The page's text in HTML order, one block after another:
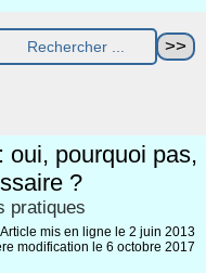
oui, pourquoi pas,
?
pratiques
Article mis en ligne le 2 juin 2013
modification le 6 octobre 2017